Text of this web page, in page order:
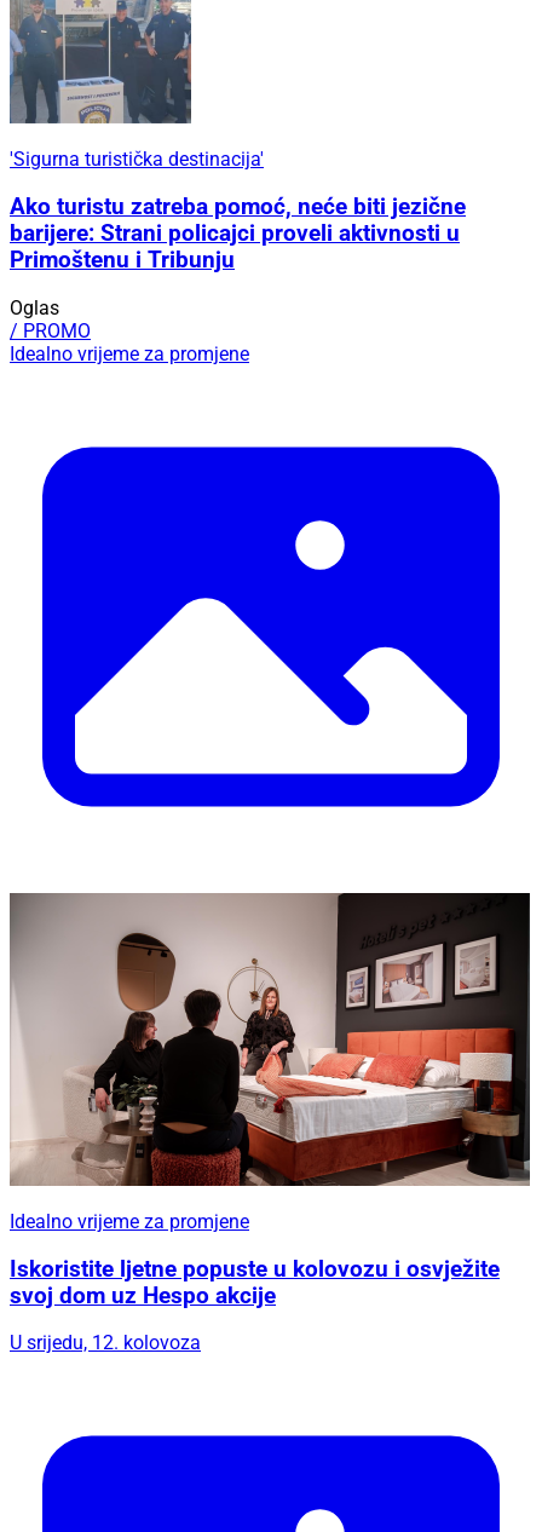
'Sigurna turistička destinacija'
Ako turistu zatreba pomoć, neće biti jezične
barijere: Strani policajci proveli aktivnosti u
Primoštenu i Tribunju
Oglas
/ PROMO
Idealno vrijeme za promjene
Idealno vrijeme za promjene
Iskoristite ljetne popuste u kolovozu i osvježite
svoj dom uz Hespo akcije
U srijedu, 12. kolovoza